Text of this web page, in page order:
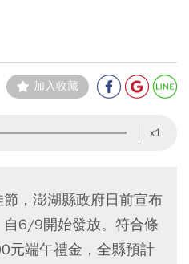
加入收藏
x1
，澎湖縣政府日前宣布
自6/9開始發放。符合條
元端午禮金，全縣預計